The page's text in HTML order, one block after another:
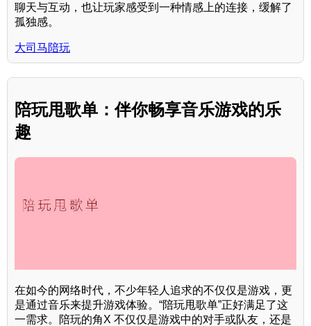
聊天与互动，也让玩家感受到一种情感上的连接，缓解了
孤独感。
大司马陪玩
陪玩甩歌单：伴你畅享音乐游戏的乐
趣
在如今的网络时代，不少年轻人追求的不仅仅是游戏，更
是通过音乐来提升游戏体验。“陪玩甩歌单”正好满足了这
一需求。陪玩的角X 不仅仅是游戏中的对手或队友，还是